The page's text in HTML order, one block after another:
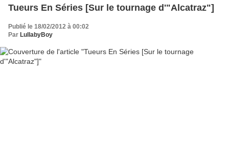
Tueurs En Séries [Sur le tournage d'"Alcatraz"]
Publié le 18/02/2012 à 00:02
Par LullabyBoy